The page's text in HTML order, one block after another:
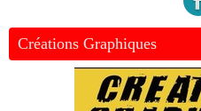
Créations Graphiques